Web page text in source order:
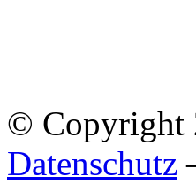
© Copyright
Datenschutz